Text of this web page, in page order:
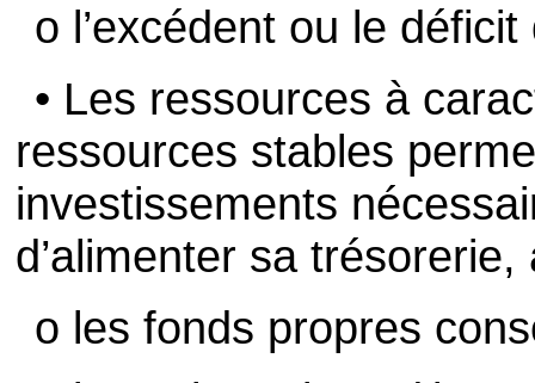
o l’excédent ou le déficit
• Les ressources à
ressources stables
investissements
d’alimenter sa
o les fonds propres